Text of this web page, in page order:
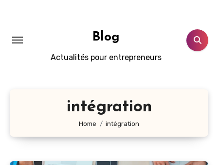
Blog
Actualités pour entrepreneurs
intégration
Home intégration